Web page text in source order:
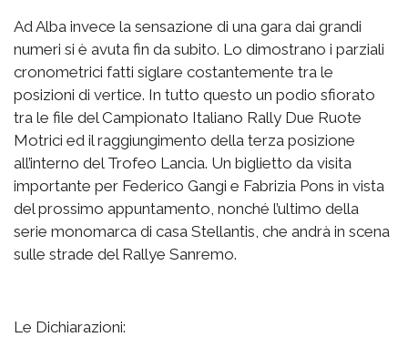
Ad Alba invece la sensazione di una gara dai grandi
numeri si è avuta fin da subito. Lo dimostrano i parziali
cronometrici fatti siglare costantemente tra le
posizioni di vertice. In tutto questo un podio sfiorato
tra le file del Campionato Italiano Rally Due Ruote
Motrici ed il raggiungimento della terza posizione
all’interno del Trofeo Lancia. Un biglietto da visita
importante per Federico Gangi e Fabrizia Pons in vista
del prossimo appuntamento, nonché l’ultimo della
serie monomarca di casa Stellantis, che andrà in scena
sulle strade del Rallye Sanremo.
Le Dichiarazioni: